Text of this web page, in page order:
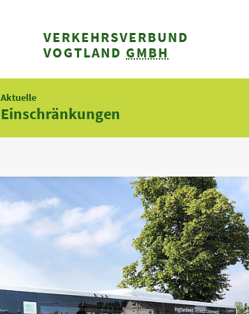
VERKEHRSVERBUND
VOGTLAND GMBH
Aktuelle
Einschränkungen